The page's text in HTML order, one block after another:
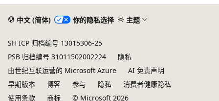
中文 (简体) 你的隐私选择 主题
SH ICP 归档编号 13015306-25
PSB 归档编号 31011502002224
隐私
由世纪互联运营的 Microsoft Azure
AI 免责声明
早期版本
博客 参与 隐私
消费者健康隐私
使用条款
商标 © Microsoft 2026